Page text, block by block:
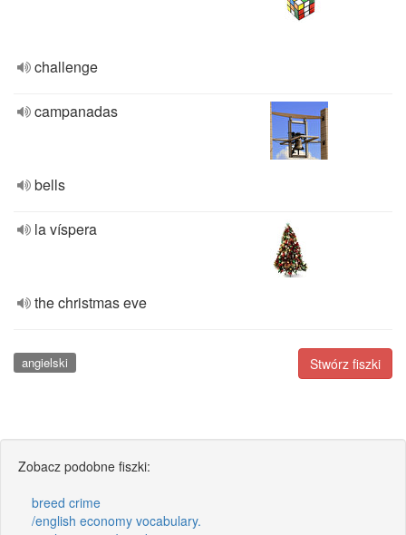
challenge
campanadas
bells
la víspera
the christmas eve
Stwórz fiszki
angielski
Zobacz podobne fiszki:
breed crime
/english economy vocabulary.